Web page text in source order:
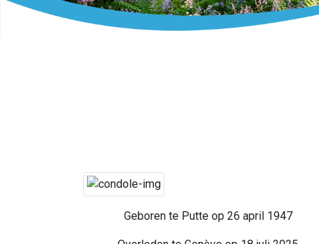
Geboren te Putte op 26 april 1947